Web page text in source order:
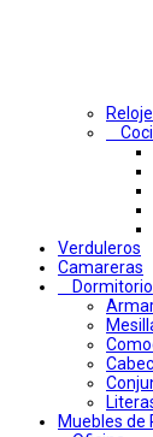
Verduleros
Camareras
Dormitorio
Muebles de